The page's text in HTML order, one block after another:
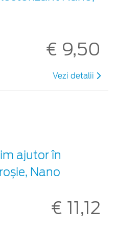
€ 9,50
Vezi detalii
ajutor în
Nano
€ 11,12